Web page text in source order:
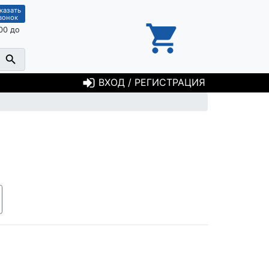
до
ВХОД / РЕГИСТРАЦИЯ